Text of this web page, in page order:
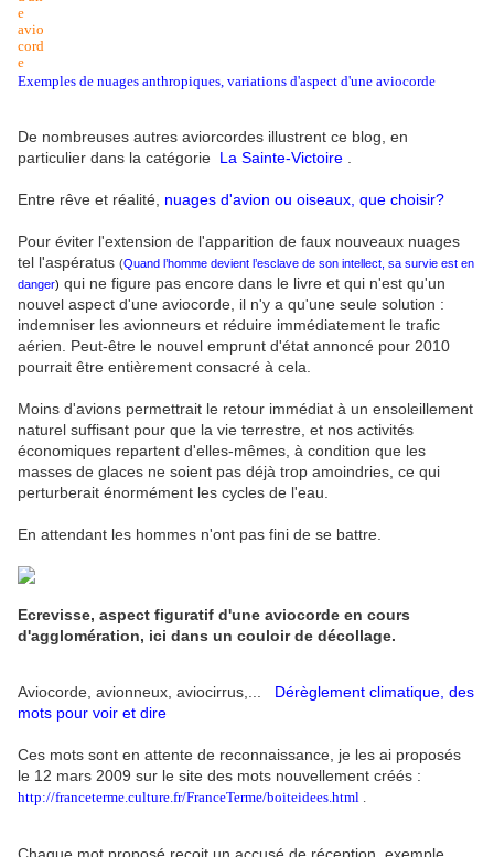
Exemples de nuages anthropiques, variations d'aspect d'une aviocorde
De nombreuses autres aviorcordes illustrent ce blog, en
particulier dans la catégorie La Sainte-Victoire
Entre rêve et réalité, nuages d'avion ou oiseaux, que choisir?
Pour éviter l'extension de l'apparition de faux nouveaux nuages
tel l'aspératus (Quand l’homme devient l’esclave de son intellect, sa survie est en
danger) qui ne figure pas encore dans le livre et qui n'est qu'un
nouvel aspect d'une aviocorde, il n'y a qu'une seule solution :
indemniser les avionneurs et réduire immédiatement le trafic
aérien. Peut-être le nouvel emprunt d'état annoncé pour 2010
pourrait être entièrement consacré à cela.
Moins d'avions permettrait le retour immédiat à un ensoleillement
naturel suffisant pour que la vie terrestre, et nos activités
économiques repartent d'elles-mêmes, à condition que les
masses de glaces ne soient pas déjà trop amoindries, ce qui
perturberait énormément les cycles de l'eau.
En attendant les hommes n'ont pas fini de se battre.
Ecrevisse, aspect figuratif d'une aviocorde en cours
d'agglomération, ici dans un couloir de décollage.
Aviocorde, avionneux, aviocirrus,... Dérèglement climatique, des
mots pour voir et dire
Ces mots sont en attente de reconnaissance, je les ai proposés
le 12 mars 2009 sur le site des mots nouvellement créés :
http://franceterme.culture.fr/FranceTerme/boiteidees.html .
Chaque mot proposé reçoit un accusé de réception, exemple